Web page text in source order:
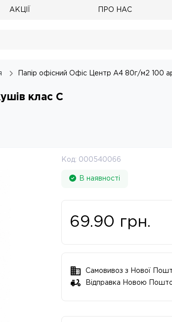
АКЦІЇ ПРО НАС
Папір офісний Офіс Центр А4 80г/м2 100
клас С
Код: 000540066
В наявності
69.90 грн.
Самовивоз з Нової
Відправка Новою